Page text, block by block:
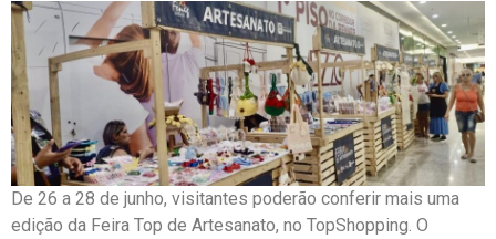
De 26 a 28 de junho, visitantes poderão conferir mais uma
edição da Feira Top de Artesanato, no TopShopping. O